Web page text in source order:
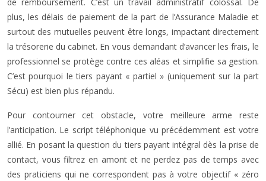
de remboursement. C’est un travail administratif colossal. De
plus, les délais de paiement de la part de l’Assurance Maladie et
surtout des mutuelles peuvent être longs, impactant directement
la trésorerie du cabinet. En vous demandant d’avancer les frais, le
professionnel se protège contre ces aléas et simplifie sa gestion.
C’est pourquoi le tiers payant « partiel » (uniquement sur la part
Sécu) est bien plus répandu.
Pour contourner cet obstacle, votre meilleure arme reste
l’anticipation. Le script téléphonique vu précédemment est votre
allié. En posant la question du tiers payant intégral dès la prise de
contact, vous filtrez en amont et ne perdez pas de temps avec
des praticiens qui ne correspondent pas à votre objectif « zéro